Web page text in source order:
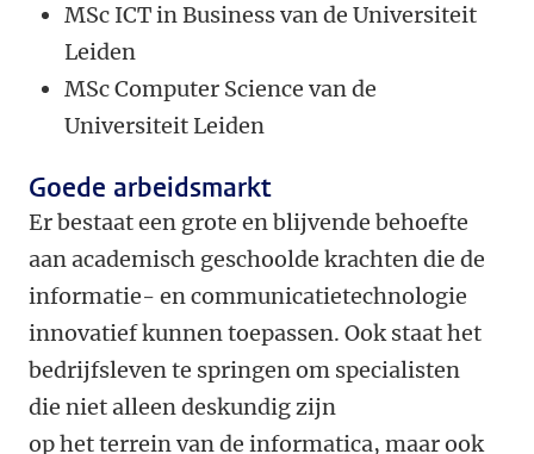
MSc ICT in Business van de Universiteit
Leiden
MSc Computer Science van de
Universiteit Leiden
Goede arbeidsmarkt
Er bestaat een grote en blijvende behoefte
aan academisch geschoolde krachten die de
informatie- en communicatietechnologie
innovatief kunnen toepassen. Ook staat het
bedrijfsleven te springen om specialisten
die niet alleen deskundig zijn
op het terrein van de informatica, maar ook